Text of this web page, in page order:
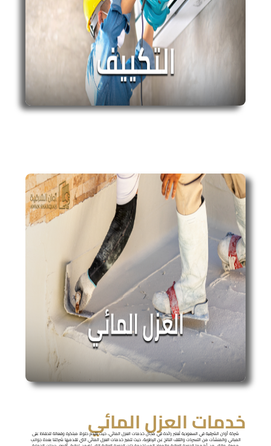
خدمات العزل المائي
شركة أوان الشرقية في السعودية تُعتبر رائدة في مجال خدمات العزل المائي، حيث تقدم حلولاً مبتكرة وفعالة للحفاظ على
المباني والمنشآت من التسربات والتلف الناتج عن الرطوبة، حيث تتميز خدمات العزل المائي التي تقدمها شركتنا بعدة جوانب